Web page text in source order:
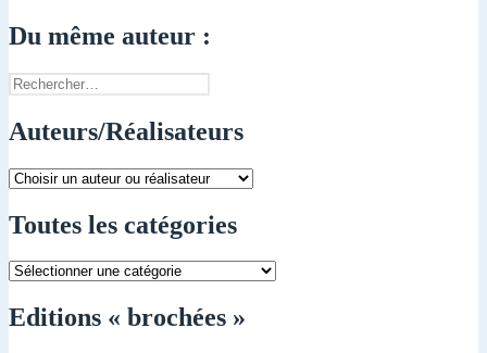
Du même auteur :
Rechercher :
Auteurs/Réalisateurs
Toutes les catégories
Toutes
catégories
Editions « brochées »